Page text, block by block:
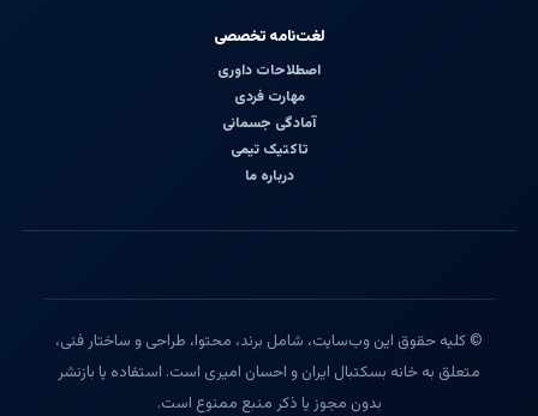
لغت‌نامه تخصصی
اصطلاحات داوری
مهارت فردی
آمادگی جسمانی
تاکتیک تیمی
درباره ما
© کلیه حقوق این وب‌سایت، شامل برند، محتوا، طراحی و ساختار فنی،
متعلق به خانه بسکتبال ایران و احسان امیری است. استفاده یا بازنشر
بدون مجوز یا ذکر منبع ممنوع است.